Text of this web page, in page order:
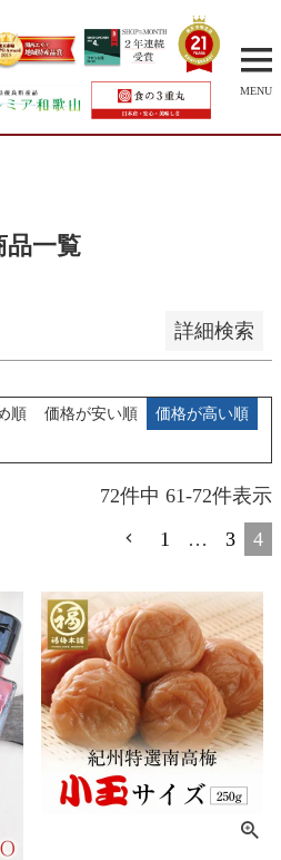
MENU
品一覧
詳細検索
順
順 価格が安い順
価格が高い順
72件中 61-72件表示
1
… 3 4